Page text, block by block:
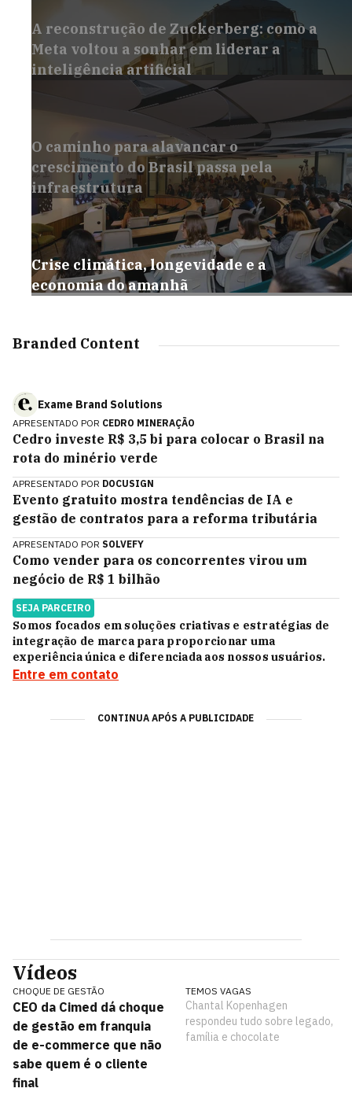
A reconstrução de Zuckerberg: como a
Meta voltou a sonhar em liderar a
inteligência artificial
O caminho para alavancar o
crescimento do Brasil passa pela
infraestrutura
Crise climática, longevidade e a
economia do amanhã
Branded Content
Exame Brand Solutions
APRESENTADO POR CEDRO MINERAÇÃO
Cedro investe R$ 3,5 bi para colocar o Brasil na
rota do minério verde
APRESENTADO POR DOCUSIGN
Evento gratuito mostra tendências de IA e
gestão de contratos para a reforma tributária
APRESENTADO POR SOLVEFY
Como vender para os concorrentes virou um
negócio de R$ 1 bilhão
SEJA PARCEIRO
Somos focados em soluções criativas e estratégias de
integração de marca para proporcionar uma
experiência única e diferenciada aos nossos usuários.
Entre em contato
CONTINUA APÓS A PUBLICIDADE
Vídeos
CHOQUE DE GESTÃO
CEO da Cimed dá choque
de gestão em franquia
de e-commerce que não
sabe quem é o cliente
final
TEMOS VAGAS
Chantal Kopenhagen
respondeu tudo sobre legado,
família e chocolate